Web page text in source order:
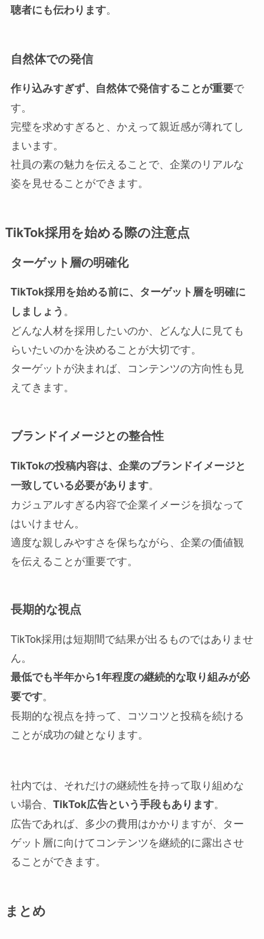
聴者にも伝わります。
自然体での発信
作り込みすぎず、自然体で発信することが重要で
す。
完璧を求めすぎると、かえって親近感が薄れてし
まいます。
社員の素の魅力を伝えることで、企業のリアルな
姿を見せることができます。
TikTok採用を始める際の注意点
ターゲット層の明確化
TikTok採用を始める前に、ターゲット層を明確に
しましょう。
どんな人材を採用したいのか、どんな人に見ても
らいたいのかを決めることが大切です。
ターゲットが決まれば、コンテンツの方向性も見
えてきます。
ブランドイメージとの整合性
TikTokの投稿内容は、企業のブランドイメージと
一致している必要があります。
カジュアルすぎる内容で企業イメージを損なって
はいけません。
適度な親しみやすさを保ちながら、企業の価値観
を伝えることが重要です。
長期的な視点
TikTok採用は短期間で結果が出るものではありませ
ん。
最低でも半年から1年程度の継続的な取り組みが必
要です。
長期的な視点を持って、コツコツと投稿を続ける
ことが成功の鍵となります。
社内では、それだけの継続性を持って取り組めな
い場合、 TikTok広告という手段もあります。
広告であれば、多少の費用はかかりますが、ター
ゲット層に向けてコンテンツを継続的に露出させ
ることができます。
まとめ